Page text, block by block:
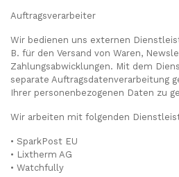
Auftragsverarbeiter
Wir bedienen uns externen
B. für den Versand von Waren,
Zahlungsabwicklungen. Mit dem
separate Auftragsdatenverarbeitung
Ihrer personenbezogenen Daten zu
Wir arbeiten mit folgenden
• SparkPost EU
• Lixtherm AG
• Watchfully